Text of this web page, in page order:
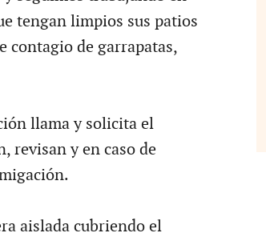
tengan limpios sus patios
contagio de garrapatas,
llama y solicita el
revisan y en caso de
aislada cubriendo el